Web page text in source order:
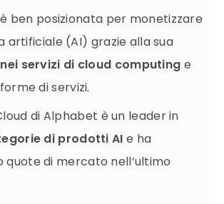
ben posizionata per monetizzare
artificiale (AI) grazie alla sua
servizi di cloud computing e
di servizi.
di Alphabet è un leader in
di prodotti AI e ha
quote di mercato nell’ultimo